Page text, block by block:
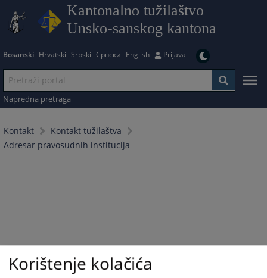
Kantonalno tužilaštvo
Unsko-sanskog kantona
Bosanski Hrvatski Srpski Српски English Prijava
Napredna pretraga
Kontakt
Kontakt tužilaštva
Adresar pravosudnih institucija
Korištenje kolačića